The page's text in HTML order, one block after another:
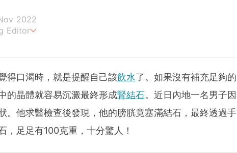
2022
Editor
得口渴時，就是提醒自己該飲水了。如果沒有補充足夠的
的晶體就容易沉澱最終形成腎結石。近日內地一名男子因
。他求醫檢查後發現，他的膀胱竟塞滿結石，最終透過手
，足足有100克重，十分驚人！